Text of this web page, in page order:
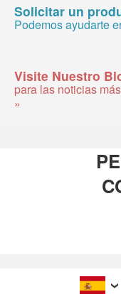
Solicitar un
Podemos ayudarte
Visite Nuestro
para las noticias
»